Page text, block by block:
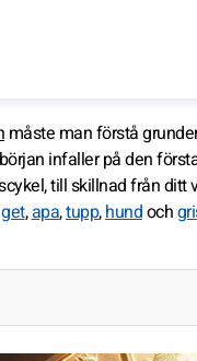
måste man förstå
infaller på den
till skillnad från
get,apa,tupp,hundoch